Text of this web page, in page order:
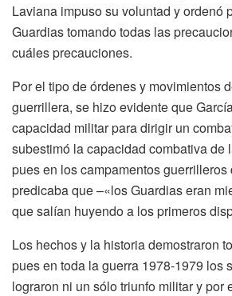
Laviana impuso su voluntad y ordenó
Guardias tomando todas las
cuáles precauciones.
Por el tipo de órdenes y movimientos
guerrillera, se hizo evidente que
capacidad militar para dirigir un
subestimó la capacidad combativa de
pues en los campamentos
predicaba que –«los Guardias eran
que salían huyendo a los primeros
Los hechos y la historia demostraron
pues en toda la guerra 1978-1979 los
lograron ni un sólo triunfo militar y por